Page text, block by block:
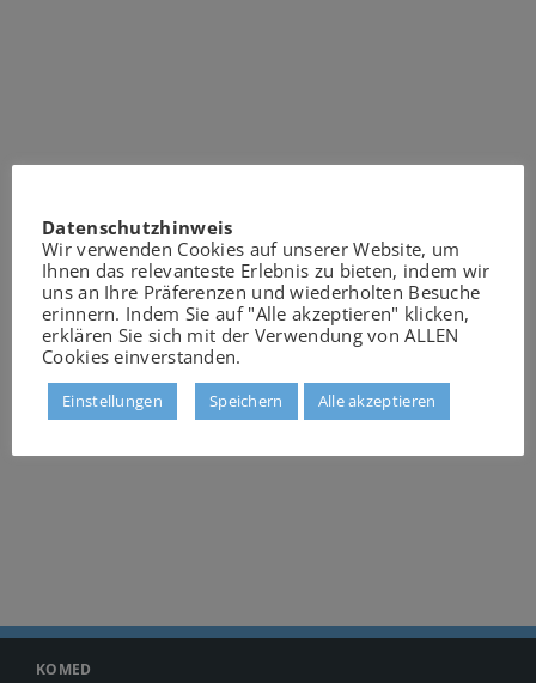
KOMED
Datenschutzhinweis
Wir verwenden Cookies auf unserer Website, um
Ihnen das relevanteste Erlebnis zu bieten, indem wir
uns an Ihre Präferenzen und wiederholten Besuche
erinnern. Indem Sie auf "Alle akzeptieren" klicken,
erklären Sie sich mit der Verwendung von ALLEN
Cookies einverstanden.
Einstellungen Speichern Alle akzeptieren